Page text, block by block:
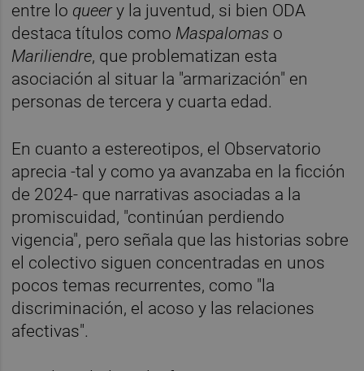
entre lo queery la juventud, si bien ODA
destaca títulos como Maspalomas o
Mariliendre, que problematizan esta
asociación al situar la "armarización" en
personas de tercera y cuarta edad.
En cuanto a estereotipos, el Observatorio
aprecia -tal y como ya avanzaba en la ficción
de 2024- que narrativas asociadas a la
promiscuidad, "continúan perdiendo
vigencia", pero señala que las historias sobre
el colectivo siguen concentradas en unos
pocos temas recurrentes, como "la
discriminación, el acoso y las relaciones
afectivas".